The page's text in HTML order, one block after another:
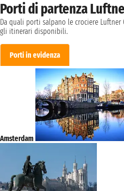
Porti di partenza
Da quali porti salpano le crociere
gli itinerari disponibili.
Porti in evidenza
Amsterdam